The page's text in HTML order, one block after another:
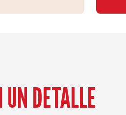
DETALLE